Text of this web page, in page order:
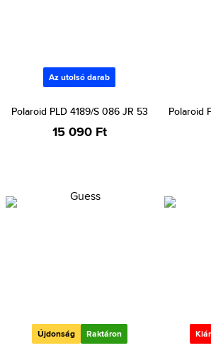
Az utolsó darab
Polaroid PLD 4189/S 086 JR 53
15 090 Ft
Polaroid
Újdonság Raktáron